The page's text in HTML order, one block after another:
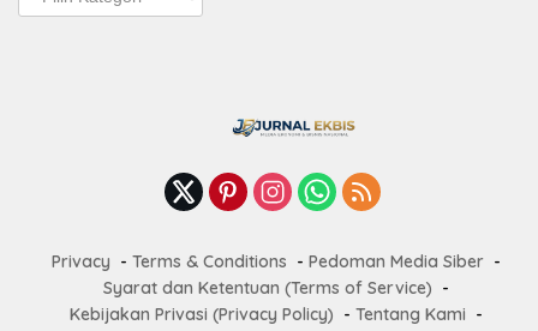
Terbaru
Privacy Terms & Conditions
Pedoman Media Siber
Syarat dan Ketentuan (Terms of Service)
Kebijakan Privasi (Privacy Policy)
Tentang Kami